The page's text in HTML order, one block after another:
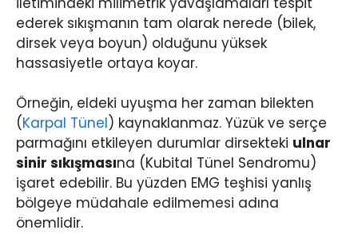
ederek sıkışmanın tam olarak nerede (bilek,
dirsek veya boyun) olduğunu yüksek
hassasiyetle ortaya koyar.
Örneğin, eldeki uyuşma her zaman bilekten
(Karpal Tünel) kaynaklanmaz. Yüzük ve serçe
parmağını etkileyen durumlar dirsekteki ulnar
sinir sıkışmasına (Kubital Tünel Sendromu)
işaret edebilir. Bu yüzden EMG teşhisi yanlış
bölgeye müdahale edilmemesi adına
önemlidir.